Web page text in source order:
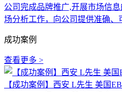
公司完成品牌推广,开展市场信
场分析工作，向公司提供准确、
成功案例
查看更多 >
【成功案例】西安 L先生 美国